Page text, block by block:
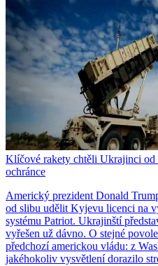
Klíčové rakety chtěli Ukrajinci
ochránce
Americký prezident Donald
od slibu udělit Kyjevu licenci na
systému Patriot. Ukrajinští
vyřešen už dávno. O stejné
předchozí americkou vládu: z
jakéhokoliv vysvětlení dorazilo